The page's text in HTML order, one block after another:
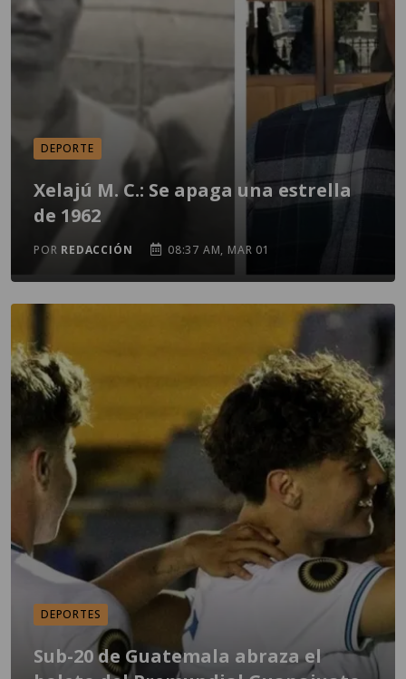
DEPORTE
Xelajú M. C.: Se apaga una estrella
de 1962
POR REDACCIÓN 08:37 AM, MAR 01
DEPORTES
Sub-20 de Guatemala abraza el